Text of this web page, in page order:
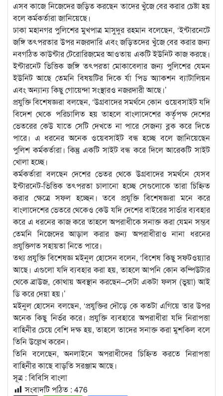
এসব কাজে নিজেদের জড়িত করছেন তাদের খুঁজে বের করার চেষ্টা হয়
বলে কর্মকর্তারা জানিয়েছে।
ঢাকা মহানগর পুলিশের মুখপাত্র মাসুদুর রহমান বলেছেন, ‘ইন্টারনেটে
জঙ্গি তৎপরতার উপর নজরদারি এবং জড়িতদের খুঁজে বের করার জন্য
নবগঠিত কাউন্টার টেরোরিজমের আওতায় একটি ইউনিট কাজ করছে।
ইন্টারনেট ভিত্তিক জঙ্গি তৎপরতা মোকাবেলার জন্য পুলিশের যেমন
ইউনিট আছে তেমনি বিষয়টির দিকে র্যা পিড অ্যাকশন ব্যাটালিয়ন
এবং অন্যান্য কিছু গোয়েন্দা সংস্থারও নজরদারী আছে।’
প্রযুক্তি বিশেষজ্ঞরা বলছেন, ‘উগ্রবাদের সমর্থনে কোন ওয়েবসাইট যদি
বিদেশ থেকে পরিচালিত হয় তাহলে বাংলাদেশের কর্তৃপক্ষ দেশের
ভেতরের কেউ যাতে সেটি দেখতে না পারে সেজন্য ব্লক করে দিতে
পারে। এ ধরনের অনেক ওয়েবসাইট বন্ধ হচ্ছে বলে জানিয়েছেন
পুলিশ কর্মকর্তারা। কিন্তু একটি সাইট বন্ধ করে দিলে আরেকটি সাইট
খোলা হচ্ছে।
কর্মকর্তারা বলছেন দেশের ভেতর থেকে উগ্রবাদের সমর্থনে যেসব
ইন্টারনেট-ভিত্তিক তৎপরতা চালানো হচ্ছে সেগুলোকে তারা চিহ্নিত
করার ক্ষেত্রে সফল হচ্ছেন। তবে প্রযুক্তি বিশেষজ্ঞরা মনে করে
বাংলাদেশের ভেতরে থেকেও কেউ যদি দেশের বাইরের সার্ভার ব্যবহার
করে এ ধরনের কাজ করে তাহলে অপরাধীকে সনাক্ত করা যেমন সম্ভব
তেমনি নিজেদের আড়াল করার জন্য অপরাধীরাও নানা ধরনের
প্রযুক্তিগত সহায়তা নিতে পারে।
তথ্য প্রযুক্তি বিশেষজ্ঞ মইনুল হোসেন বলেন, ‘বিশেষ কিছু সফটওয়্যার
আছে। এগুলো যদি ব্যবহার করা হয়, তাহলে আপনি কোন কম্পিউটার
থেকে ব্রাউজ, কোথায় অবস্থান করছেন–সেটা একটা ফলস (ভুয়া) আই
ডি করে দেয়া হয়।’
মইনুল হোসেন বলছেন, ‘প্রযুক্তির দৌড়ে কে কতটা এগিয়ে তার উপর
অনেক কিছু নির্ভর করে। প্রযুক্তি ব্যবহারে অপরাধীরা যদি নিরাপত্তা
বাহিনীর চেয়ে বেশি দক্ষ হয়, তাহলে তাদের সনাক্ত করা মুশকিল বলে
তিনি উল্লেখ করেন।
তিনি বলেছেন, অনলাইনে অপরাধীদের চিহ্নিত করতে নিরাপত্তা
বাহিনীর কাছে বাড়তি সরঞ্জাম আছে।
সূত্র : বিবিসি বাংলা
সংবাদটি পঠিত : 476